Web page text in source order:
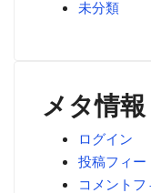
未分類
メタ情報
ログイン
投稿フィー
コメントフ